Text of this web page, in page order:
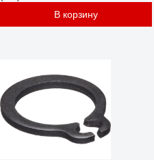
В корзину